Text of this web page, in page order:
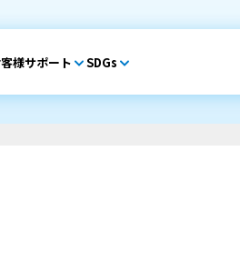
様サポート SDGs